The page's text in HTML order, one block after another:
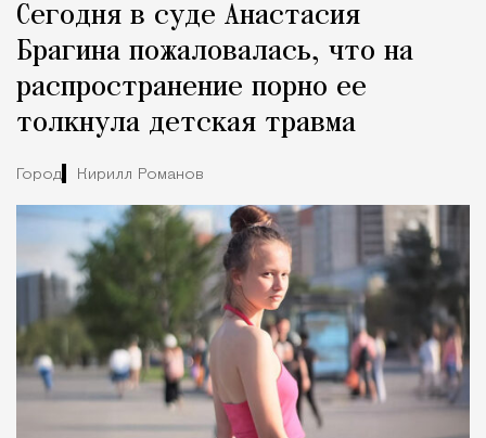
Город
Сегодня в суде Анастасия
Брагина пожаловалась, что на
распространение порно ее
толкнула детская травма
Город Кирилл Романов